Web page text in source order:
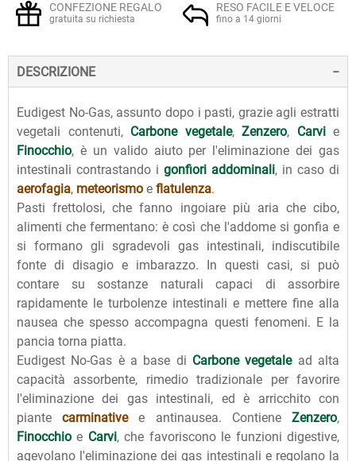
CONFEZIONE REGALO
gratuita su richiesta
RESO FACILE E VELOCE
fino a 14 giorni
DESCRIZIONE
Eudigest No-Gas, assunto dopo i pasti, grazie agli estratti
vegetali contenuti, Carbone vegetale, Zenzero, Carvie
Finocchio, è un valido aiuto per l'eliminazione dei gas
intestinali contrastando i gonfiori addominali, in caso di
aerofagia, meteorismo e flatulenza.
Pasti frettolosi, che fanno ingoiare più aria che cibo,
alimenti che fermentano: è così che l'addome si gonfia e
si formano gli sgradevoli gas intestinali, indiscutibile
fonte di disagio e imbarazzo. In questi casi, si può
contare su sostanze naturali capaci di assorbire
rapidamente le turbolenze intestinali e mettere fine alla
nausea che spesso accompagna questi fenomeni. E la
pancia torna piatta.
Eudigest No-Gas è a base di Carbone vegetalead alta
capacità assorbente, rimedio tradizionale per favorire
l'eliminazione dei gas intestinali, ed è arricchito con
piantecarminativee antinausea. ContieneZenzero,
Finocchio e Carvi, che favoriscono le funzioni digestive,
agevolano l'eliminazione dei gas intestinali e regolano la